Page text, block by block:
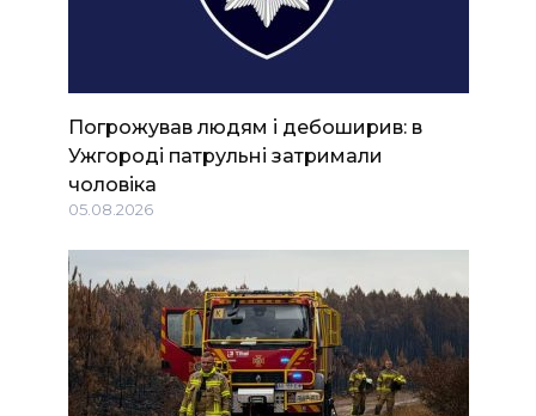
Погрожував людям і дебоширив: в
Ужгороді патрульні затримали
чоловіка
05.08.2026